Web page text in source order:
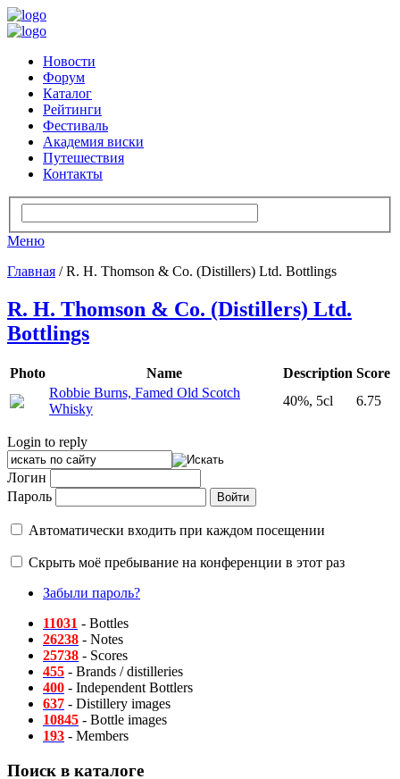
Новости
Форум
Каталог
Рейтинги
Фестиваль
Академия виски
Путешествия
Контакты
Меню
Главная / R. H. Thomson & Co. (Distillers) Ltd. Bottlings
R. H. Thomson & Co. (Distillers) Ltd.
Bottlings
Photo Name Description Score
Robbie Burns, Famed Old Scotch
Whisky
40%, 5cl 6.75
Login to reply
Логин
Пароль
Автоматически входить при каждом посещении
Скрыть моё пребывание на конференции в этот раз
Забыли пароль?
11031 - Bottles
26238 - Notes
25738 - Scores
455 - Brands / distilleries
400 - Independent Bottlers
637 - Distillery images
10845 - Bottle images
193 - Members
Поиск в каталоге